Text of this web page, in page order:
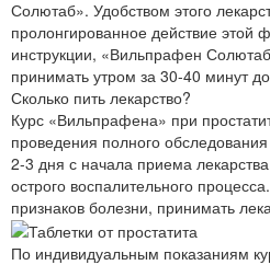
Солютаб». Удобством этого
пролонгированное действие
инструкции, «Вильпрафен
принимать утром за 30-40 минут
Сколько пить лекарство?
Курс «Вильпрафена» при
проведения полного
2-3 дня с начала приема
острого воспалительного
признаков болезни, принимать
По индивидуальным показаниям